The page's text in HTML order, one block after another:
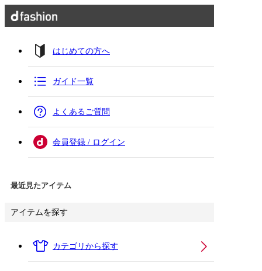
はじめての方へ
ガイド一覧
よくあるご質問
会員登録 / ログイン
最近見たアイテム
アイテムを探す
カテゴリから探す